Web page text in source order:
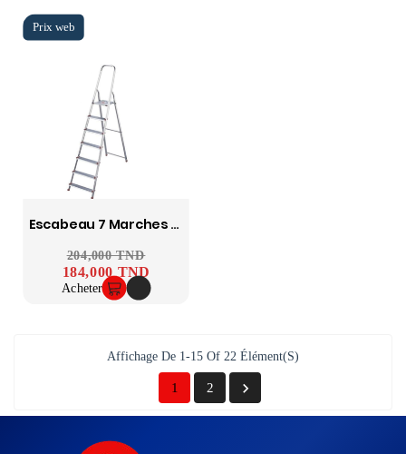
Escabeau 7 Marches En Aluminium Ascada
Prix ​​habituel
204,000 TNDPrix
184,000 TND
Acheter
Affichage De 1-15 Of 22 Élément(s)
1 2 